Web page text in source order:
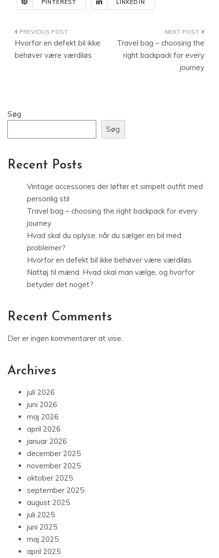
PINTEREST LINKEDIN
Indlægsnavigation
Hvorfor en defekt bil ikke
behøver være værdiløs
Travel bag – choosing the
right backpack for every
journey
Søg
Søg
Recent Posts
Vintage accessories der løfter et simpelt outfit med
personlig stil
Travel bag – choosing the right backpack for every
journey
Hvad skal du oplyse, når du sælger en bil med
problemer?
Hvorfor en defekt bil ikke behøver være værdiløs
Nattøj til mænd: Hvad skal man vælge, og hvorfor
betyder det noget?
Recent Comments
Der er ingen kommentarer at vise.
Archives
juli 2026
juni 2026
maj 2026
april 2026
januar 2026
december 2025
november 2025
oktober 2025
september 2025
august 2025
juli 2025
juni 2025
maj 2025
april 2025